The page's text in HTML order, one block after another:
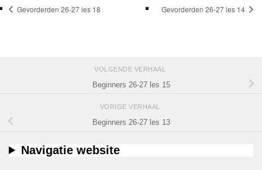
Gevorderden 26-27 les 18 Gevorderden 26-27 les 14
VOLGENDE VERHAAL
Beginners 26-27 les 15
VORIGE VERHAAL
Beginners 26-27 les 13
Navigatie website